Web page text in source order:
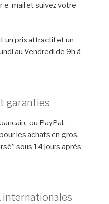
e-mail et suivez votre
un prix attractif et un
au Vendredi de 9h à
garanties
ou PayPal.
les achats en gros.
sous 14 jours après
internationales